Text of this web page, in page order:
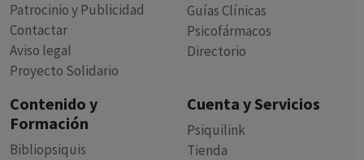
Patrocinio y Publicidad
Contactar
Aviso legal
Proyecto Solidario
Guías Clínicas
Psicofármacos
Directorio
Contenido y
Formación
Bibliopsiquis
Cuenta y Servicios
Psiquilink
Tienda